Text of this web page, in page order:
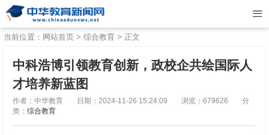
当前位置： 网站首页 > 综合教育 > 正文
中科浩博引领教育创新，政校企共绘国际人
才培养新蓝图
作者：中华教育 日期：2024-11-26 15:24:09 浏览：679626
分
类： 综合教育